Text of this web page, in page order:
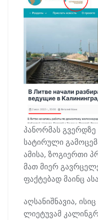
პანორმას
სატირული
ამისა, ზოგიერთი
მათ მიერ
ფაქტებად მაინც
აღსანიშნავია,
ლიეტუვამ